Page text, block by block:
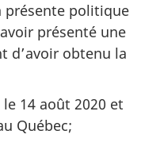
présente politique
présenté une
d’avoir obtenu la
14 août 2020 et
Québec;